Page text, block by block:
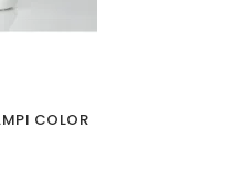
COLOR